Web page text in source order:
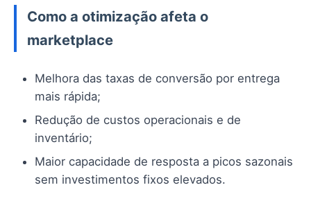
Como a otimização afeta o
marketplace
Melhora das taxas de conversão por entrega
mais rápida;
Redução de custos operacionais e de
inventário;
Maior capacidade de resposta a picos sazonais
sem investimentos fixos elevados.